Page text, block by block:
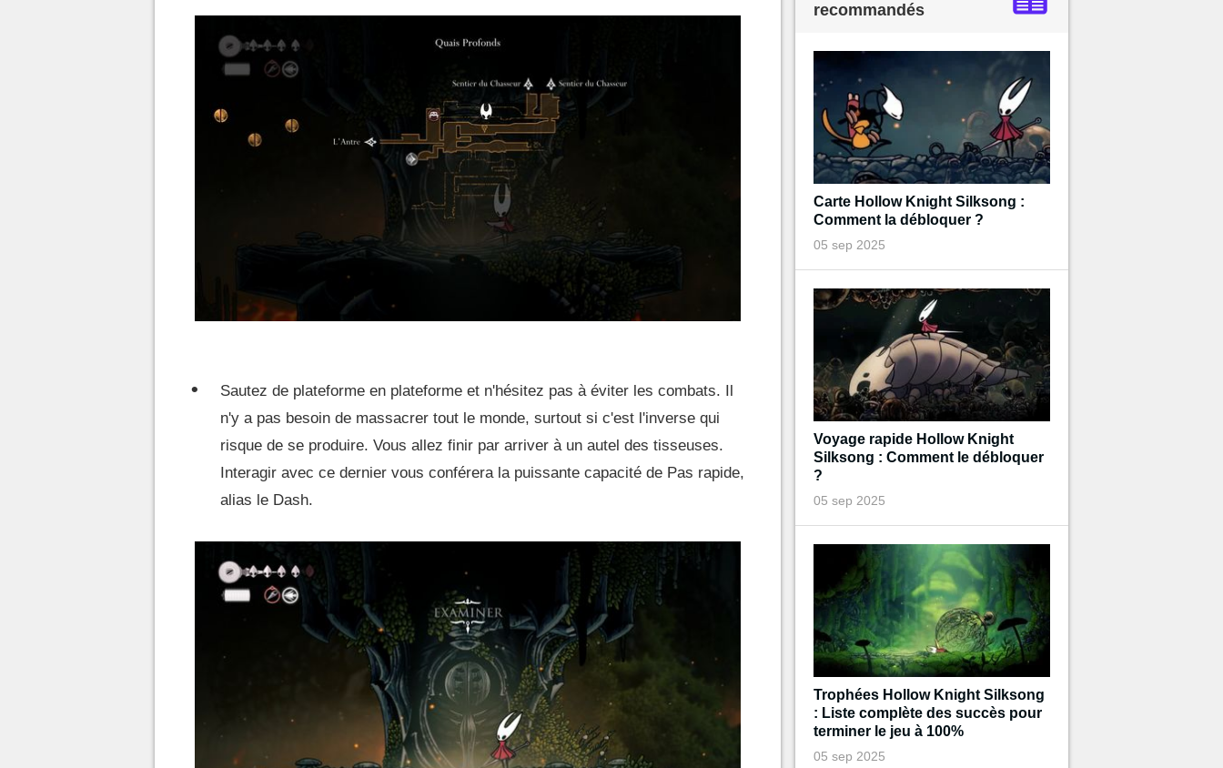
Sautez de plateforme en plateforme et n'hésitez pas à éviter les combats. Il
n'y a pas besoin de massacrer tout le monde, surtout si c'est l'inverse qui
risque de se produire. Vous allez finir par arriver à un autel des tisseuses.
Interagir avec ce dernier vous conférera la puissante capacité de Pas rapide,
alias le Dash.
recommandés
Carte Hollow Knight Silksong :
Comment la débloquer ?
05 sep 2025
Voyage rapide Hollow Knight
Silksong : Comment le débloquer
?
05 sep 2025
Trophées Hollow Knight Silksong
: Liste complète des succès pour
terminer le jeu à 100%
05 sep 2025